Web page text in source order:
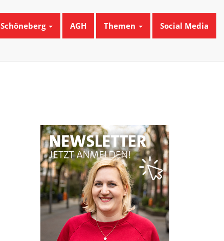
Schöneberg AGH Themen Social Media